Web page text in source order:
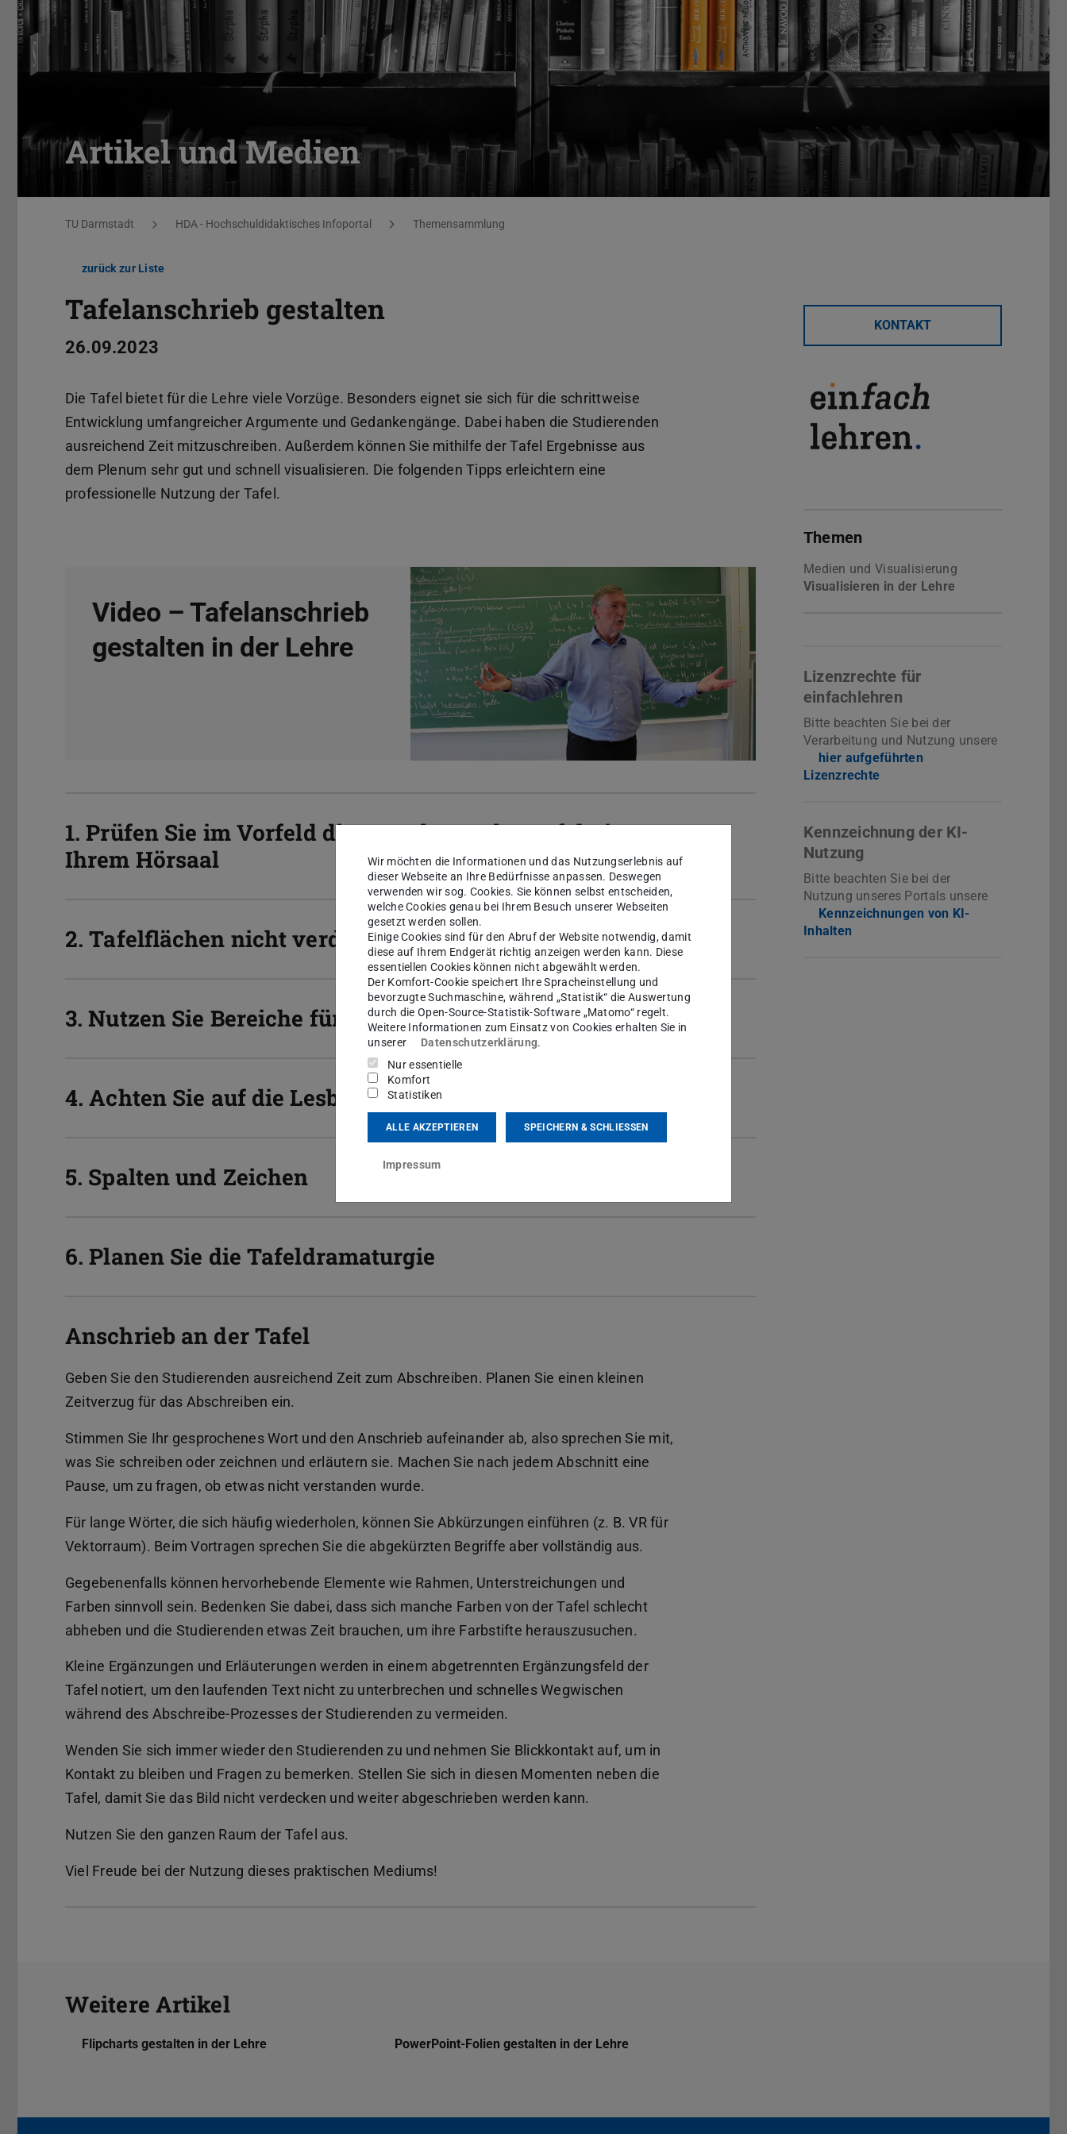
Artikel und Medien
Sie befinden sich hier:
TU Darmstadt HDA - Hochschuldidaktisches Infoportal Themensammlung
zurück zur Liste
Tafelanschrieb gestalten
26.09.2023
Die Tafel bietet für die Lehre viele Vorzüge. Besonders eignet sie sich für die schrittweise
Entwicklung umfangreicher Argumente und Gedankengänge. Dabei haben die Studierenden
ausreichend Zeit mitzuschreiben. Außerdem können Sie mithilfe der Tafel Ergebnisse aus
dem Plenum sehr gut und schnell visualisieren. Die folgenden Tipps erleichtern eine
professionelle Nutzung der Tafel.
Video – Tafelanschrieb
gestalten in der Lehre
1. Prüfen Sie im Vorfeld die Anordnung der Tafeln in
Ihrem Hörsaal
2. Tafelflächen nicht verdecken
3. Nutzen Sie Bereiche für Notizen
4. Achten Sie auf die Lesbarkeit
5. Spalten und Zeichen
6. Planen Sie die Tafeldramaturgie
Anschrieb an der Tafel
Geben Sie den Studierenden ausreichend Zeit zum Abschreiben. Planen Sie einen kleinen
Zeitverzug für das Abschreiben ein.
Stimmen Sie Ihr gesprochenes Wort und den Anschrieb aufeinander ab, also sprechen Sie mit,
was Sie schreiben oder zeichnen und erläutern sie. Machen Sie nach jedem Abschnitt eine
Pause, um zu fragen, ob etwas nicht verstanden wurde.
Für lange Wörter, die sich häufig wiederholen, können Sie Abkürzungen einführen (z. B. VR für
Vektorraum). Beim Vortragen sprechen Sie die abgekürzten Begriffe aber vollständig aus.
Gegebenenfalls können hervorhebende Elemente wie Rahmen, Unterstreichungen und
Farben sinnvoll sein. Bedenken Sie dabei, dass sich manche Farben von der Tafel schlecht
abheben und die Studierenden etwas Zeit brauchen, um ihre Farbstifte herauszusuchen.
Kleine Ergänzungen und Erläuterungen werden in einem abgetrennten Ergänzungsfeld der
Tafel notiert, um den laufenden Text nicht zu unterbrechen und schnelles Wegwischen
während des Abschreibe-Prozesses der Studierenden zu vermeiden.
Wenden Sie sich immer wieder den Studierenden zu und nehmen Sie Blickkontakt auf, um in
Kontakt zu bleiben und Fragen zu bemerken. Stellen Sie sich in diesen Momenten neben die
Tafel, damit Sie das Bild nicht verdecken und weiter abgeschrieben werden kann.
Nutzen Sie den ganzen Raum der Tafel aus.
Viel Freude bei der Nutzung dieses praktischen Mediums!
KONTAKT
Themen
Medien und Visualisierung
Visualisieren in der Lehre
Lizenzrechte für
einfachlehren
Bitte beachten Sie bei der
Verarbeitung und Nutzung unsere
hier aufgeführten
Lizenzrechte
Kennzeichnung der KI-
Nutzung
Bitte beachten Sie bei der
Nutzung unseres Portals unsere
Kennzeichnungen von KI-
Inhalten
Weitere Artikel
Flipcharts gestalten in der Lehre PowerPoint-Folien gestalten in der Lehre
Wir möchten die Informationen und das Nutzungserlebnis auf
dieser Webseite an Ihre Bedürfnisse anpassen. Deswegen
verwenden wir sog. Cookies. Sie können selbst entscheiden,
welche Cookies genau bei Ihrem Besuch unserer Webseiten
gesetzt werden sollen.
Einige Cookies sind für den Abruf der Website notwendig, damit
diese auf Ihrem Endgerät richtig anzeigen werden kann. Diese
essentiellen Cookies können nicht abgewählt werden.
Der Komfort-Cookie speichert Ihre Spracheinstellung und
bevorzugte Suchmaschine, während „Statistik“ die Auswertung
durch die Open-Source-Statistik-Software „Matomo“ regelt.
Weitere Informationen zum Einsatz von Cookies erhalten Sie in
unserer
Datenschutzerklärung.
Nur essentielle
Komfort
Statistiken
ALLE AKZEPTIEREN SPEICHERN & SCHLIESSEN
Impressum